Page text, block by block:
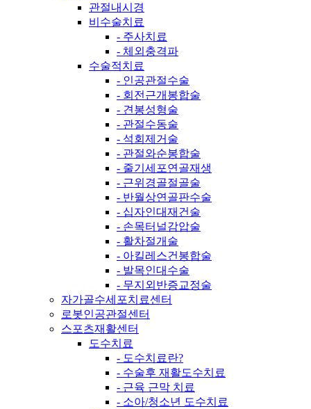
관절내시경
비수술치료
- 주사치료
- 체외충격파
수술적치료
- 인공관절수술
- 회전근개봉합술
- 견봉성형술
- 관절수동술
- 석회제거술
- 관절와순봉합술
- 줄기세포연골재생
- 근위경골절골술
- 반월상연골판수술
- 십자인대재건술
- 손목터널감압술
- 활차절개술
- 아킬레스건봉합술
- 발목인대수술
- 무지외반증교정술
자가골수세포치료센터
로봇인공관절센터
스포츠재활센터
도수치료
- 도수치료란?
- 수술후 재활도수치료
- 근육 근막 치료
- 소아/청소년 도수치료